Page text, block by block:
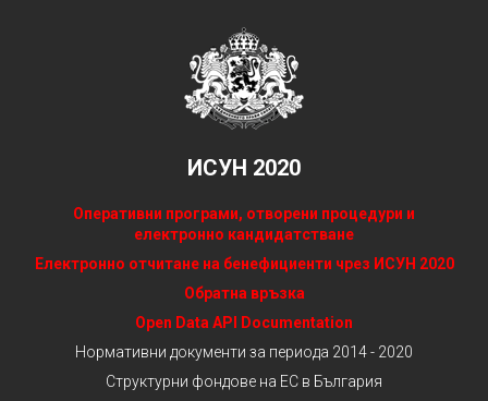
ИСУН 2020
Оперативни програми, отворени процедури и
електронно кандидатстване
Електронно отчитане на бенефициенти чрез ИСУН 2020
Обратна връзка
Open Data API Documentation
Нормативни документи за периода 2014 - 2020
Структурни фондове на ЕС в България